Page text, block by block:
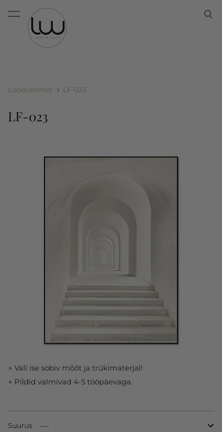
lisati ostukorvi.
Loodusfotod LF-023
LF-023
∘ Vali ise sobiv mõõt ja trükimaterjal!
∘ Pildid valmivad 4-5 tööpäevaga.
Suurus